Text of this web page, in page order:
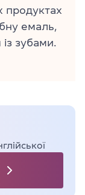
продуктах
емаль,
зубами.